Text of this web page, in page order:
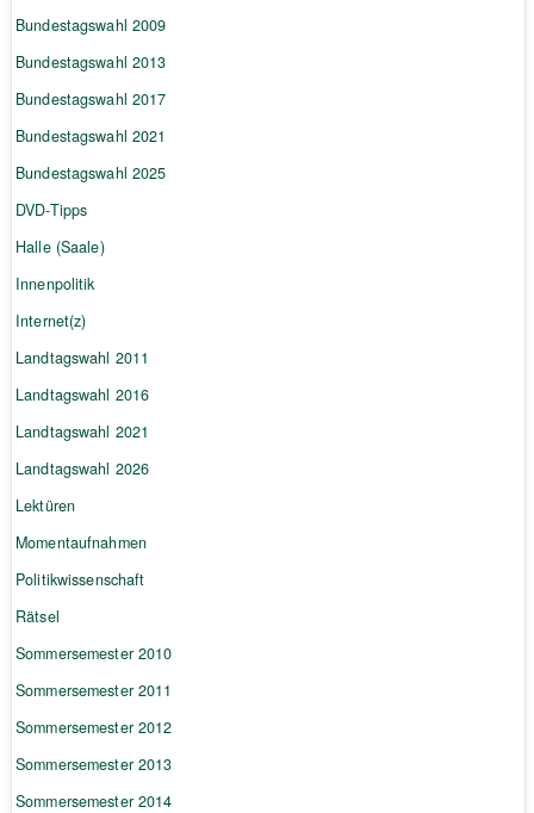
Bundestagswahl 2009
Bundestagswahl 2013
Bundestagswahl 2017
Bundestagswahl 2021
Bundestagswahl 2025
DVD-Tipps
Halle (Saale)
Innenpolitik
Internet(z)
Landtagswahl 2011
Landtagswahl 2016
Landtagswahl 2021
Landtagswahl 2026
Lektüren
Momentaufnahmen
Politikwissenschaft
Rätsel
Sommersemester 2010
Sommersemester 2011
Sommersemester 2012
Sommersemester 2013
Sommersemester 2014